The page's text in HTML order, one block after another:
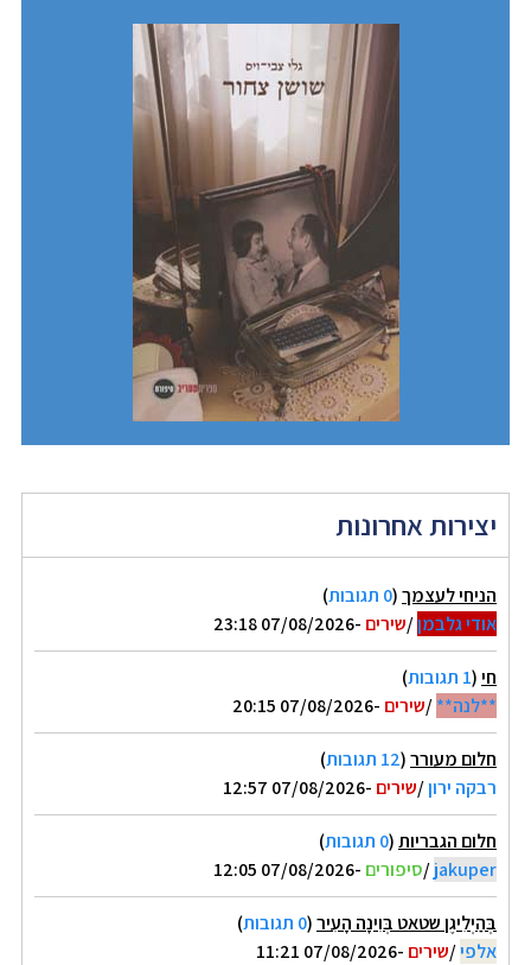
יצירות אחרונות
הניחי לעצמך(0 תגובות
)
אודי גלבמן/שירים -07/08/2026 23:18
חי(1 תגובות
)
**לנה**/שירים -07/08/2026 20:15
חלום מעורר(12 תגובות
)
רבקה ירון/שירים -07/08/2026 12:57
חלום הגבריות(0 תגובות
)
jakuper
/סיפורים -07/08/2026 12:05
בְּהַיְלִיגֶן שטאט בְּוִינָה הָעִיר(0 תגובות
)
אלפי/שירים -07/08/2026 11:21